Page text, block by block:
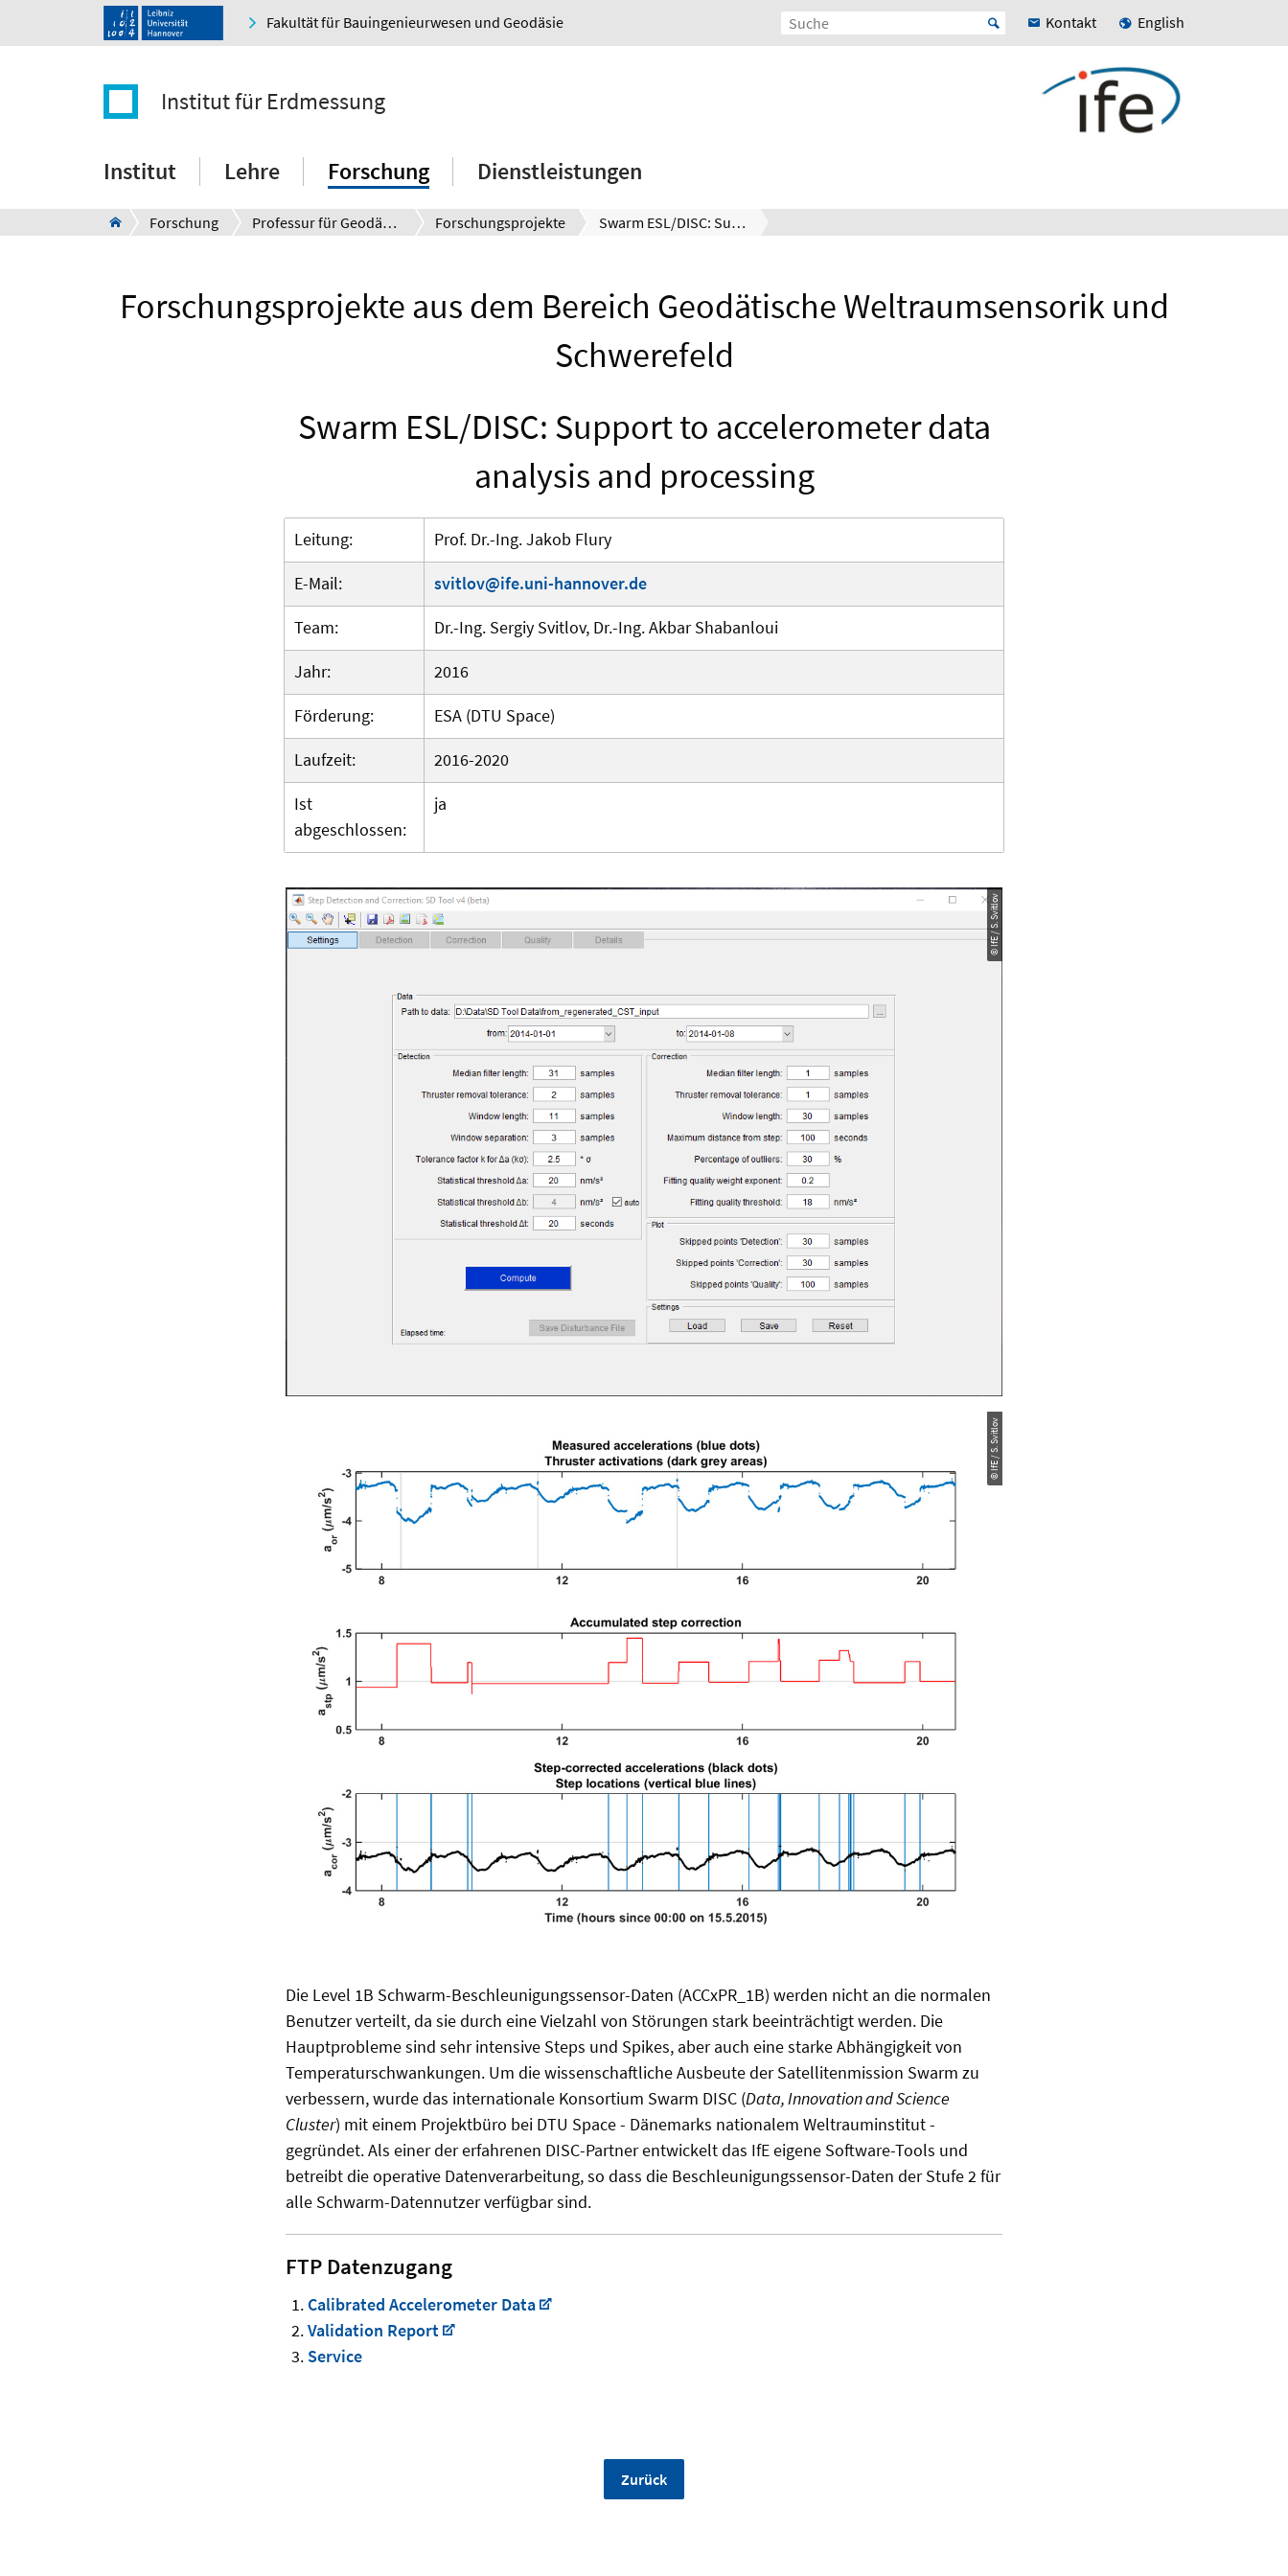
Fakultät für Bauingenieurwesen und Geodäsie Kontakt English
Institut für Erdmessung
Institut Lehre Forschung Dienstleistungen
Forschung Professur für Geodätische Weltraumsensorik und Schwerefeld Forschungsprojekte Swarm ESL/DISC: Support to accelerometer data analysis and processing
Forschungsprojekte aus dem Bereich Geodätische Weltraumsensorik und
Schwerefeld
Swarm ESL/DISC: Support to accelerometer data
analysis and processing
Leitung:
Prof. Dr.-Ing. Jakob Flury
E-Mail:
svitlov@ife.uni-hannover.de
Team:
Dr.-Ing. Sergiy Svitlov, Dr.-Ing. Akbar Shabanloui
Jahr:
2016
Förderung:
ESA (DTU Space)
Laufzeit:
2016-2020
Ist
abgeschlossen:
ja
© IfE / S. Svitlov
© IfE / S. Svitlov
Die Level 1B Schwarm-Beschleunigungssensor-Daten (ACCxPR_1B) werden nicht an die normalen
Benutzer verteilt, da sie durch eine Vielzahl von Störungen stark beeinträchtigt werden. Die
Hauptprobleme sind sehr intensive Steps und Spikes, aber auch eine starke Abhängigkeit von
Temperaturschwankungen. Um die wissenschaftliche Ausbeute der Satellitenmission Swarm zu
verbessern, wurde das internationale Konsortium Swarm DISC (Data, Innovation and Science
Cluster) mit einem Projektbüro bei DTU Space - Dänemarks nationalem Weltrauminstitut -
gegründet. Als einer der erfahrenen DISC-Partner entwickelt das IfE eigene Software-Tools und
betreibt die operative Datenverarbeitung, so dass die Beschleunigungssensor-Daten der Stufe 2 für
alle Schwarm-Datennutzer verfügbar sind.
FTP Datenzugang
Calibrated Accelerometer Data
Validation Report
Service
Zurück